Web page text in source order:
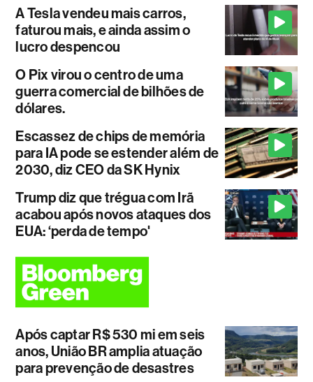
A Tesla vendeu mais carros,
faturou mais, e ainda assim o
lucro despencou
O Pix virou o centro de uma
guerra comercial de bilhões de
dólares.
Escassez de chips de memória
para IA pode se estender além de
2030, diz CEO da SK Hynix
Trump diz que trégua com Irã
acabou após novos ataques dos
EUA: ‘perda de tempo'
Após captar R$ 530 mi em seis
anos, União BR amplia atuação
para prevenção de desastres